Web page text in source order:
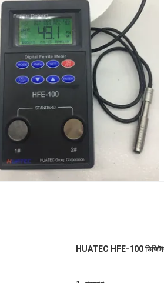
HUATEC HFE-100 ডিজিটাল